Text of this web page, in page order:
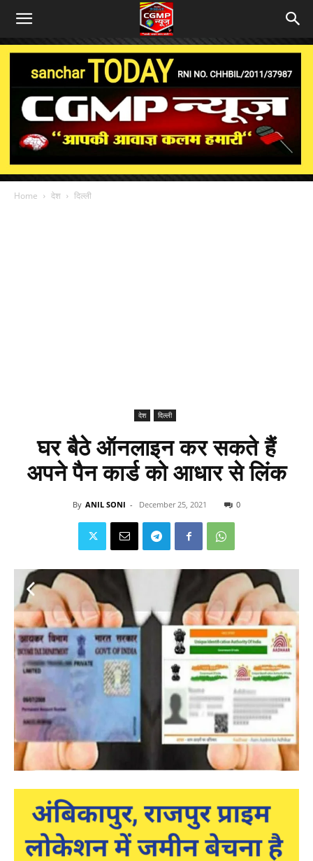
Home देश दिल्ली
देश दिल्ली
घर बैठे ऑनलाइन कर सकते हैं
अपने पैन कार्ड को आधार से लिंक
By ANIL SONI - December 25, 2021 0